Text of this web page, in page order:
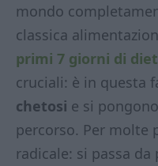
mondo
classica
primi 7 giorni di
cruciali: è in questa
chetosi e si
percorso. Per molte
radicale: si passa